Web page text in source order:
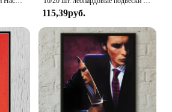
115,39руб.